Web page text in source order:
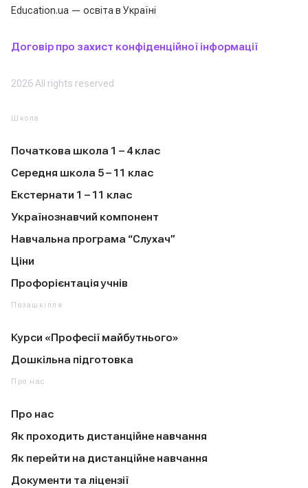
Education.ua — освіта в Україні
Договір про захист конфіденційної інформації
2026 All rights reserved
Школа
Початкова школа 1 – 4 клас
Середня школа 5 – 11 клас
Екстернати 1 – 11 клас
Українознавчий компонент
Навчальна програма “Слухач”
Ціни
Профорієнтація учнів
Позашкілля
Курси «Професії майбутнього»
Дошкільна підготовка
Про нас
Про нас
Як проходить дистанційне навчання
Як перейти на дистанційне навчання
Документи та ліцензії